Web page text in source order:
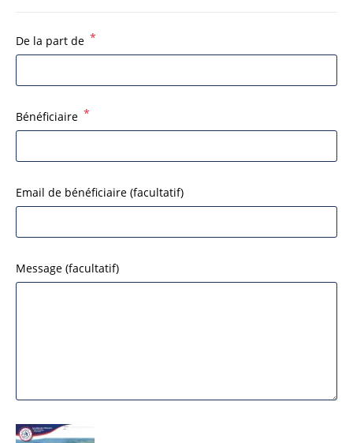
De la part de *
Bénéficiaire *
Email de bénéficiaire (facultatif)
Message (facultatif)